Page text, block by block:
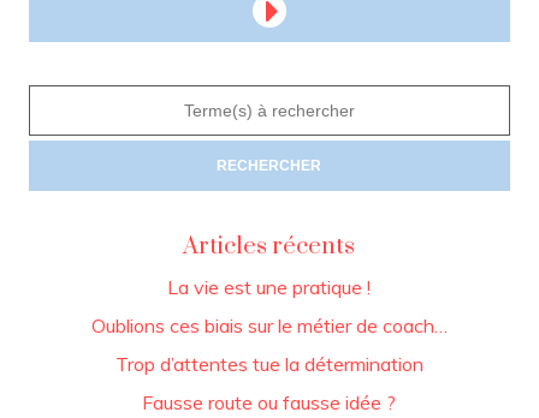
Articles récents
La vie est une pratique !
Oublions ces biais sur le métier de coach…
Trop d’attentes tue la détermination
Fausse route ou fausse idée ?